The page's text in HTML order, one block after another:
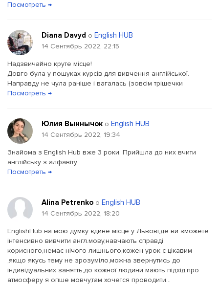
Посмотреть →
Diana Davyd о English HUB
14 Сентябрь 2022, 22:15
Надзвичайно круте місце!
Довго була у пошуках курсів для вивчення англійської.
Направду не чула раніше і вагалась (зовсім трішечки
Посмотреть →
Юлия Выннычок о English HUB
14 Сентябрь 2022, 19:34
Знайома з English Hub вже 3 роки. Прийшла до них вчити
англійську з алфавіту
Посмотреть →
Alina Petrenko о English HUB
14 Сентябрь 2022, 18:20
EnglishHub на мою думку єдине місце у Львові,де ви зможете
інтенсивно вивчити англ.мову,навчають справді
корисного,немає нічого лишнього,кожен урок є цікавим
,якщо якусь тему не зрозуміло,можна звернутись до
індивідуальних занятть,до кожної людини мають підхід,про
атмосферу я опше мовчу,там хочется проводити...